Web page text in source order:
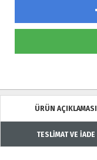
ÜRÜN AÇIKLAMASI
TESLİMAT VE İADE